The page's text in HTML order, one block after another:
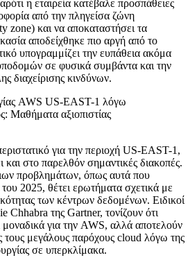
η εταιρεία κατέβαλε προσπάθειες
από την πληγείσα ζώνη
zone) και να αποκαταστήσει τα
αποδείχθηκε πιο αργή από το
υπογραμμίζει την ευπάθεια ακόμα
σε φυσικά συμβάντα και την
διαχείρισης κινδύνων.
για την περιοχή US-EAST-1,
και στο παρελθόν σημαντικές διακοπές.
προβλημάτων, όπως αυτά που
2025, θέτει ερωτήματα σχετικά με
των κέντρων δεδομένων. Ειδικοί
της Gartner, τονίζουν ότι
μοναδικά για την AWS, αλλά αποτελούν
τους μεγάλους παρόχους cloud λόγω της
σε υπερκλίμακα.